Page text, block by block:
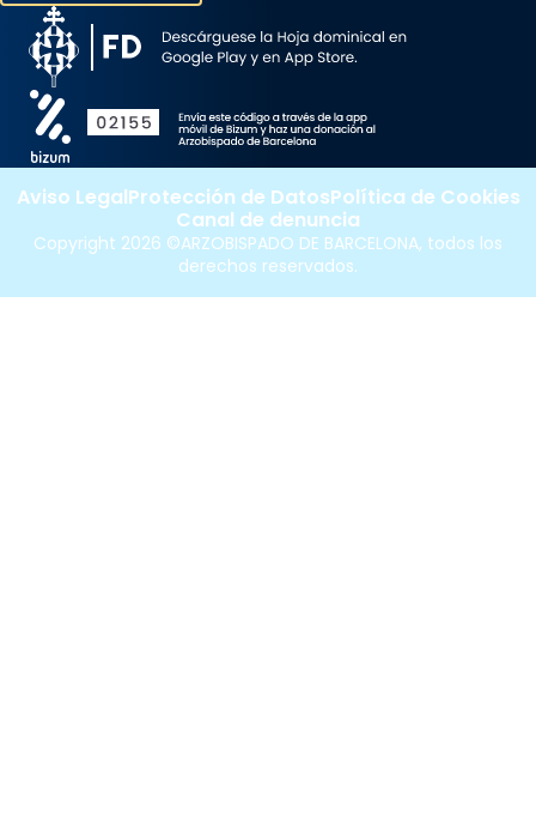
Copyright 2026 ©ARZOBISPADO DE BARCELONA, todos los
derechos reservados.
Aviso LegalProtección de DatosPolítica de Cookies
Canal de denuncia